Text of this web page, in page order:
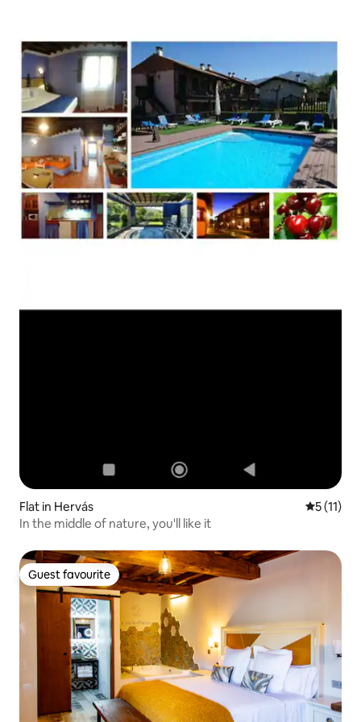
Flat in Hervás 5 out of 5
5 (11)
In the middle of nature, you'll like it
Guest favourite
Guest favourite